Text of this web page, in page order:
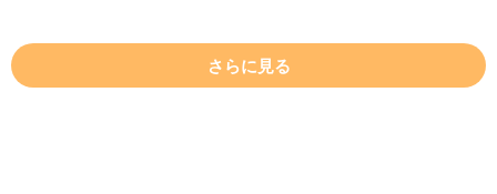
さらに見る